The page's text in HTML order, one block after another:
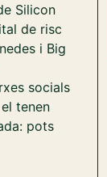
Silicon
de risc
i Big
socials
tenen
pots